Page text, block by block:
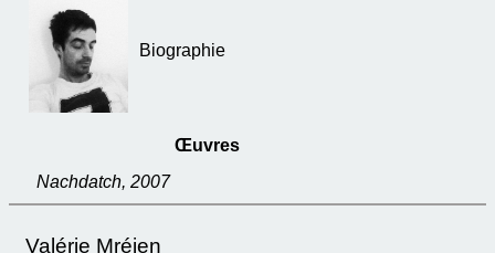
Biographie
Œuvres
Nachdatch, 2007
Valérie Mréjen